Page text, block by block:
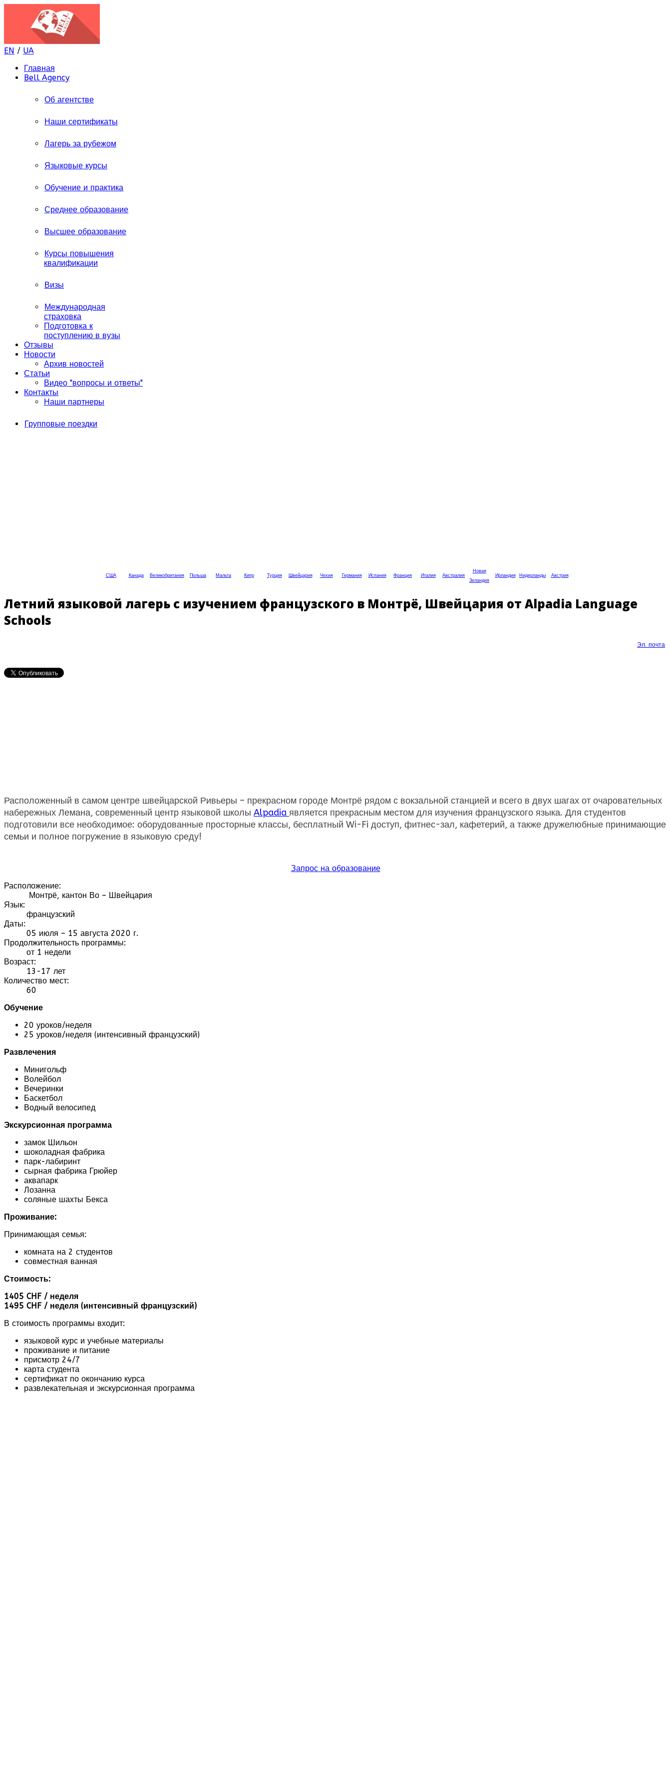
EN / UA
Главная
Bell Agency
Об агентстве
Наши сертификаты
Лагерь за рубежом
Языковые курсы
Обучение и практика
Среднее образование
Высшее образование
Курсы повышения
квалификации
Визы
Международная
страховка
Подготовка к
поступлению в вузы
Отзывы
Новости
Архив новостей
Статьи
Видео "вопросы и ответы"
Контакты
Наши партнеры
Групповые поездки
США Канада Великобритания Польша Мальта Кипр Турция Швейцария Чехия Германия Испания Франция Италия Австралия
Новая
Зеландия
Ирландия Нидерланды Австрия
Летний языковой лагерь с изучением французского в Монтрё, Швейцария от Alpadia Language
Schools
Эл. почта
Расположенный в самом центре швейцарской Ривьеры – прекрасном городе Монтрё рядом с вокзальной станцией и всего в двух шагах от очаровательных
набережных Лемана, современный центр языковой школы Alpadia является прекрасным местом для изучения французского языка. Для студентов
подготовили все необходимое: оборудованные просторные классы, бесплатный Wi-Fi доступ, фитнес-зал, кафетерий, а также дружелюбные принимающие
семьи и полное погружение в языковую среду!
Запрос на образование
Расположение:
Монтрё, кантон Во – Швейцария
Язык:
французский
Даты:
05 июля – 15 августа 2020 г.
Продолжительность программы:
от 1 недели
Возраст:
13-17 лет
Количество мест:
60
Обучение
20 уроков/неделя
25 уроков/неделя (интенсивный французский)
Развлечения
Минигольф
Волейбол
Вечеринки
Баскетбол
Водный велосипед
Экскурсионная программа
замок Шильон
шоколадная фабрика
парк-лабиринт
сырная фабрика Грюйер
аквапарк
Лозанна
соляные шахты Бекса
Проживание:
Принимающая семья:
комната на 2 студентов
совместная ванная
Стоимость:
1405 CHF / неделя
1495 CHF / неделя (интенсивный французский)
В стоимость программы входит:
языковой курс и учебные материалы
проживание и питание
присмотр 24/7
карта студента
сертификат по окончанию курса
развлекательная и экскурсионная программа